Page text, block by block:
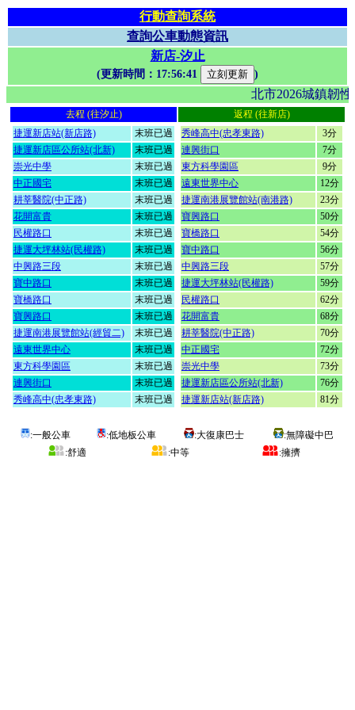
行動查詢系統
查詢公車動態資訊
新店-汐止
(更新時間： 17:56:41 )
北市2026城鎮
去程 (往汐止)
返程 (往新店)
捷運新店站(新店路)
末班已過
捷運新店區公所站(北新)
末班已過
崇光中學
末班已過
中正國宅
末班已過
耕莘醫院(中正路)
末班已過
花開富貴
末班已過
民權路口
末班已過
捷運大坪林站(民權路)
末班已過
中興路三段
末班已過
寶中路口
末班已過
寶橋路口
末班已過
寶興路口
末班已過
捷運南港展覽館站(經貿二)
末班已過
遠東世界中心
末班已過
東方科學園區
末班已過
連興街口
末班已過
秀峰高中(忠孝東路)
末班已過
秀峰高中(忠孝東路)
3分
連興街口
7分
東方科學園區
9分
遠東世界中心
12分
捷運南港展覽館站(南港路)
23分
寶興路口
50分
寶橋路口
54分
寶中路口
56分
中興路三段
57分
捷運大坪林站(民權路)
59分
民權路口
62分
花開富貴
68分
耕莘醫院(中正路)
70分
中正國宅
72分
崇光中學
73分
捷運新店區公所站(北新)
76分
捷運新店站(新店路)
81分
:一般公車 :低地板公車 :大復康巴士
:無障礙中巴
:舒適
:中等 :擁擠